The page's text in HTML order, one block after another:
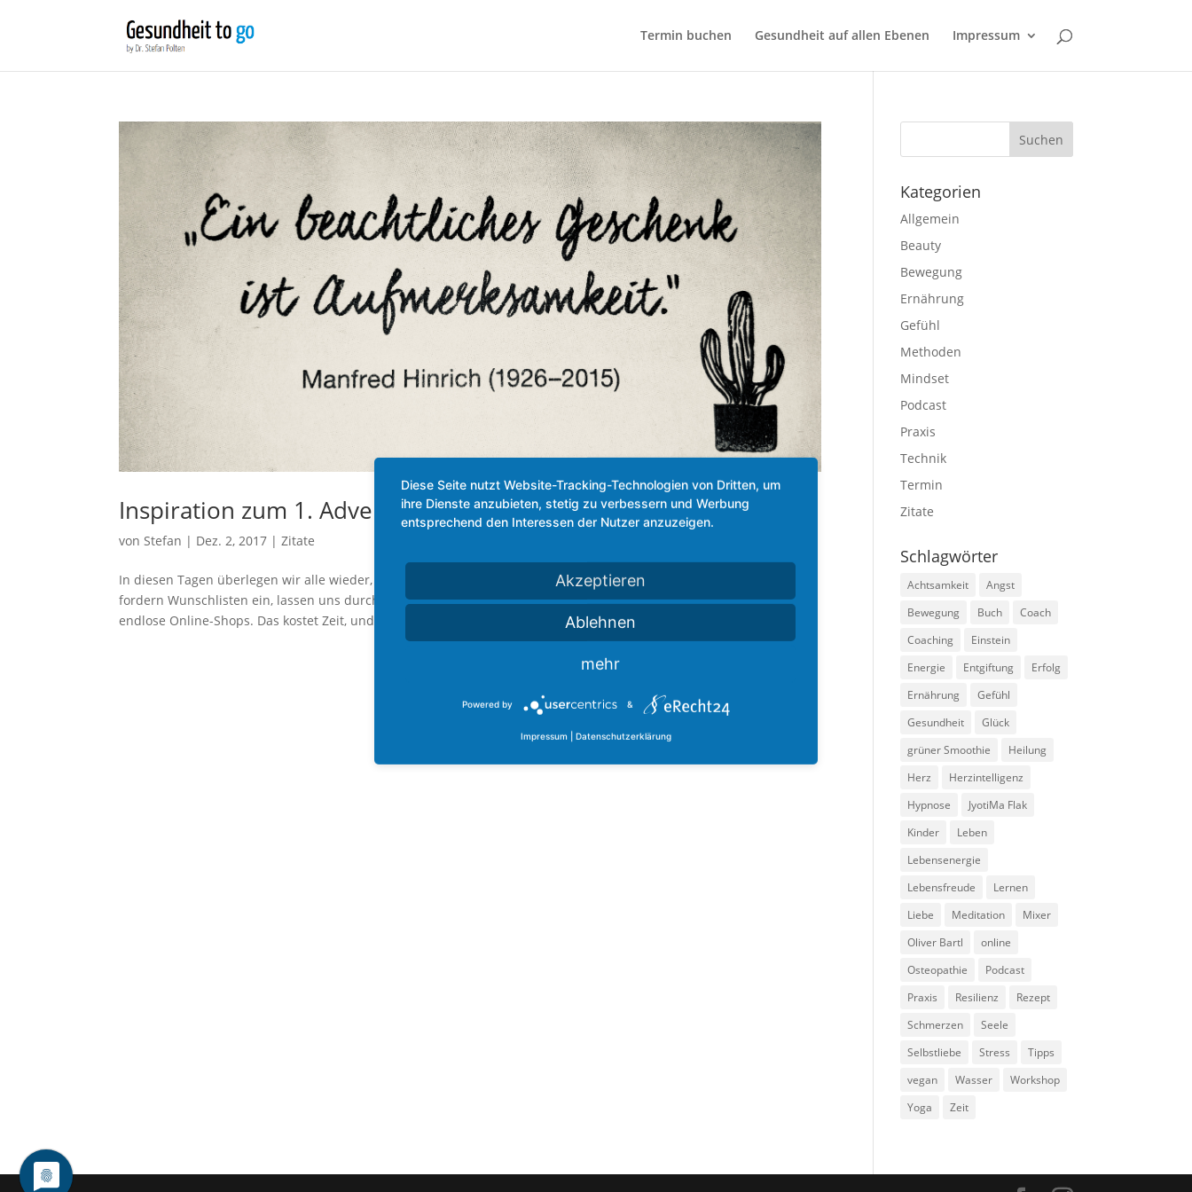
Wir benutzen Cookies um die Nutzerfreundlichkeit der Webseite zu verbessen. Durch Deinen Besuch stimmst Du dem zu.
Termin buchen Gesundheit auf allen Ebenen Impressum
Inspiration zum 1. Advent: Vom Beschenken
von Stefan | Dez. 2, 2017 |Zitate
In diesen Tagen überlegen wir alle wieder, was wir unseren Lieben zum Weihnachtsfest schenken können. Wir
fordern Wunschlisten ein, lassen uns durch Geschäfte und über Weihnachtsmärkte schieben, scrollen uns durch
endlose Online-Shops. Das kostet Zeit, und nicht immer...
Kategorien
Allgemein
Beauty
Bewegung
Ernährung
Gefühl
Methoden
Mindset
Podcast
Praxis
Technik
Termin
Zitate
Schlagwörter
Achtsamkeit
Angst
Bewegung
Buch
Coach
Coaching
Einstein
Energie
Entgiftung
Erfolg
Ernährung
Gefühl
Gesundheit
Glück
grüner Smoothie
Heilung
Herz
Herzintelligenz
Hypnose
JyotiMa Flak
Kinder
Leben
Lebensenergie
Lebensfreude
Lernen
Liebe
Meditation
Mixer
Oliver Bartl
online
Osteopathie
Podcast
Praxis
Resilienz
Rezept
Schmerzen
Seele
Selbstliebe
Stress
Tipps
vegan
Wasser
Workshop
Yoga
Zeit
Diese Seite nutzt Website-Tracking-Technologien von Dritten, um
ihre Dienste anzubieten, stetig zu verbessern und Werbung
entsprechend den Interessen der Nutzer anzuzeigen.
Akzeptieren
Ablehnen
mehr
Powered by &
Impressum Datenschutzerklärung